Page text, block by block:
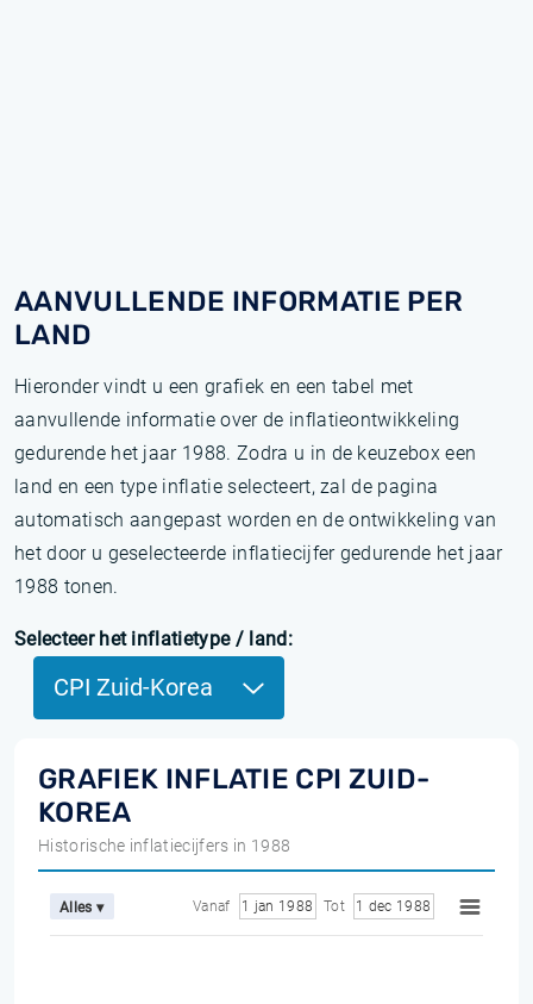
AANVULLENDE INFORMATIE PER
LAND
Hieronder vindt u een grafiek en een tabel met
aanvullende informatie over de inflatieontwikkeling
gedurende het jaar 1988. Zodra u in de keuzebox een
land en een type inflatie selecteert, zal de pagina
automatisch aangepast worden en de ontwikkeling van
het door u geselecteerde inflatiecijfer gedurende het jaar
1988 tonen.
Selecteer het inflatietype / land:
CPI Zuid-Korea
GRAFIEK INFLATIE CPI ZUID-
KOREA
Historische inflatiecijfers in 1988
Alles ▾ Vanaf 1 jan 1988 Tot 1 dec 1988